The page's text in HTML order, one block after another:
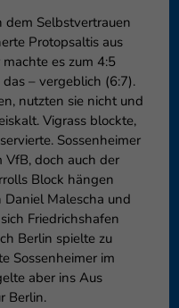
dem Selbstvertrauen
Protopsaltis aus
es zum 4:5
– vergeblich (6:7).
nutzten sie nicht und
Vigrass blockte,
Sossenheimer
doch auch der
Block hängen
Malescha und
Friedrichshafen
Berlin spielte zu
Sossenheimer im
aber ins Aus
Berlin.